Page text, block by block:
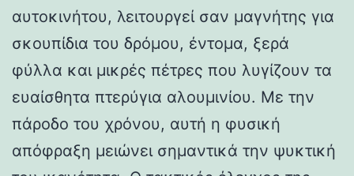
αυτοκινήτου, λειτουργεί σαν μαγνήτης για
σκουπίδια του δρόμου, έντομα, ξερά
φύλλα και μικρές πέτρες που λυγίζουν τα
ευαίσθητα πτερύγια αλουμινίου. Με την
πάροδο του χρόνου, αυτή η φυσική
απόφραξη μειώνει σημαντικά την ψυκτική